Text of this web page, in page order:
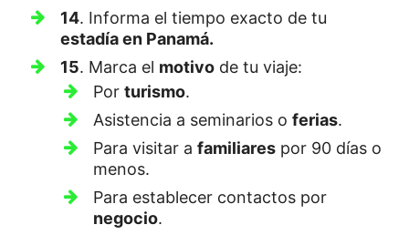
14. Informa el tiempo exacto de tu
estadía en Panamá.
15. Marca el motivo de tu viaje:
Por turismo.
Asistencia a seminarios o ferias.
Para visitar a familiares por 90 días o
menos.
Para establecer contactos por
negocio.